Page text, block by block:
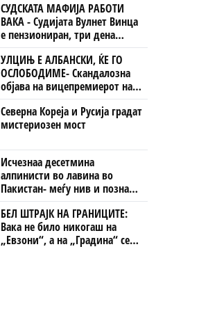
СУДСКАТА МАФИЈА РАБОТИ
ВАКА - Судијата Вулнет Винца
е пензиониран, три дена
откако му го врати пасошот
на бизнисменот Марковски
УЛЦИЊ Е АЛБАНСКИ, ЌЕ ГО
ОСЛОБОДИМЕ- Скандалозна
објава на вицепремиерот на
Црна Гора
Северна Кореја и Русија градат
мистериозен мост
Исчезнаа десетмина
алпинисти во лавина во
Пакистан- меѓу нив и познат
Непалец
БЕЛ ШТРАЈК НА ГРАНИЦИТЕ:
Вака не било никогаш на
„Евзони“, а на „Градина“ се